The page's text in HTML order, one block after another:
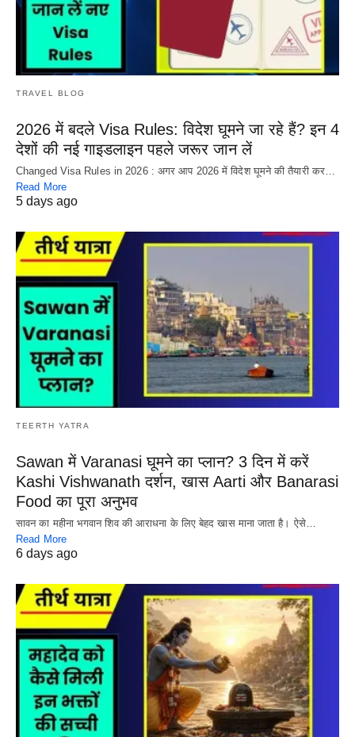
TRAVEL BLOG
2026 में बदले Visa Rules: विदेश घूमने जा रहे हैं? इन 4
देशों की नई गाइडलाइन पहले जरूर जान लें
Changed Visa Rules in 2026 : अगर आप 2026 में विदेश घूमने की तैयारी कर…
Read More
5 days ago
TEERTH YATRA
Sawan में Varanasi घूमने का प्लान? 3 दिन में करें
Kashi Vishwanath दर्शन, खास Aarti और Banarasi
Food का पूरा अनुभव
सावन का महीना भगवान शिव की आराधना के लिए बेहद खास माना जाता है। ऐसे…
Read More
6 days ago